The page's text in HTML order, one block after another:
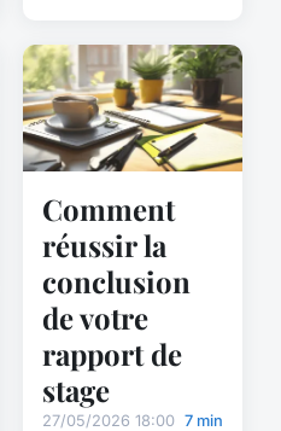
Comment
réussir la
conclusion
de votre
rapport de
stage
27/05/2026 18:00 7 min